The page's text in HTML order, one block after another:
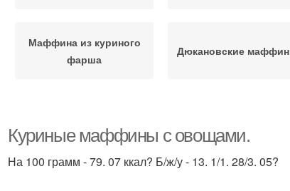
Маффина из куриного
фарша
Дюкановские
Куриные маффины с овощами.
На 100 грамм - 79. 07 ккал? Б/ж/у - 13. 1/1. 28/3. 05?